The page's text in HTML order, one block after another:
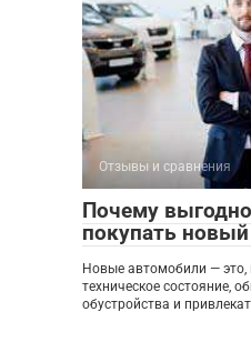
Отзывы и сравнения
Почему
покупать
Новые автомобили — это,
техническое состояние,
обустройства и